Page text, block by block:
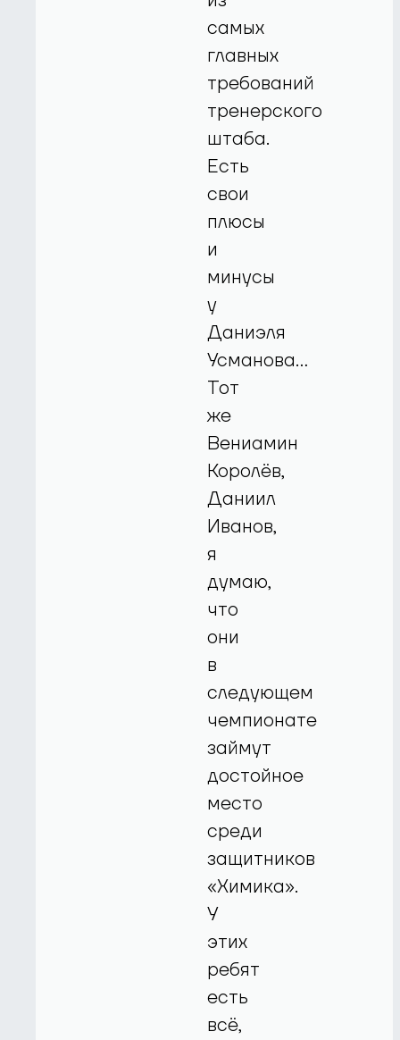
самых
главных
требований
тренерского
штаба.
Есть
свои
плюсы
и
минусы
у
Даниэля
Усманова…
Тот
же
Вениамин
Королёв,
Даниил
Иванов,
я
думаю,
что
они
в
следующем
чемпионате
займут
достойное
место
среди
защитников
«Химика».
У
этих
ребят
есть
всё,